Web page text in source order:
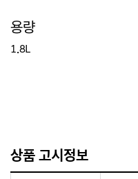
용량
1.8L
상품 고시정보